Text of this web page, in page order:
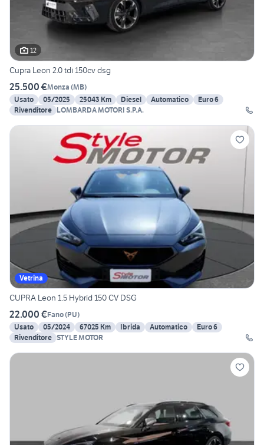
12
Cupra Leon 2.0 tdi 150cv dsg
25.500 €Monza (MB)
Usato
05/2025 25043 Km Diesel Automatico
Euro 6
Rivenditore LOMBARDA MOTORI S.P.A.
Vetrina
CUPRA Leon 1.5 Hybrid 150 CV DSG
22.000 €Fano(PU)
Usato
05/2024 67025 Km Ibrida Automatico
Euro 6
Rivenditore STYLE MOTOR